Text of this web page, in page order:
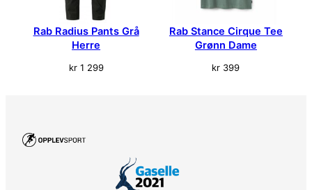
Rab Radius Pants Grå
Herre
kr1 299
Rab Stance Cirque Tee
Grønn Dame
kr 399